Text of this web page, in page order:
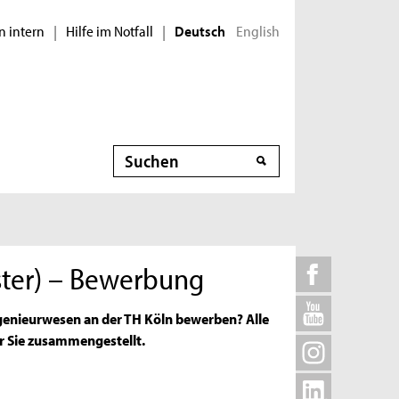
intern | Hilfe im Notfall | Deutsch English
Suche
– Bewerbung
an der TH Köln bewerben? Alle
zusammengestellt.